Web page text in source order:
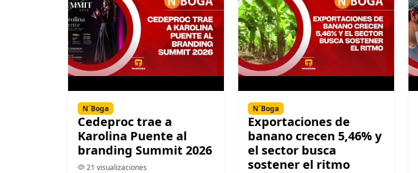
N´Boga
Cedeproc trae a
Karolina Puente al
branding Summit 2026
21 visualizaciones
N´Boga
Exportaciones de
banano crecen 5,46% y
el sector busca
sostener el ritmo